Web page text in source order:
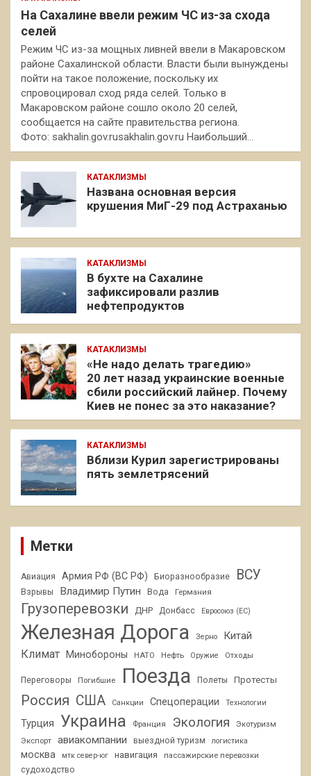
На Сахалине ввели режим ЧС из-за схода
селей
Режим ЧС из-за мощных ливней ввели в Макаровском
районе Сахалинской области. Власти были вынуждены
пойти на такое положение, поскольку их
спровоцировал сход ряда селей. Только в
Макаровском районе сошло около 20 селей,
сообщается на сайте правительства региона.
Фото: sakhalin.gov.rusakhalin.gov.ru Наибольший…
КАТАКЛИЗМЫ
Названа основная версия
крушения МиГ-29 под Астраханью
КАТАКЛИЗМЫ
В бухте на Сахалине
зафиксировали разлив
нефтепродуктов
КАТАКЛИЗМЫ
«Не надо делать трагедию»
20 лет назад украинские военные
сбили российский лайнер. Почему
Киев не понес за это наказание?
КАТАКЛИЗМЫ
Вблизи Курил зарегистрированы
пять землетрясений
Метки
Авиация Армия РФ (ВС РФ) Биоразнообразие ВСУ
Взрывы Владимир Путин Вода Германия
Грузоперевозки ДНР Донбасс Евросоюз (ЕС)
Железная Дорога Зерно Китай
Климат Минобороны НАТО Нефть Оружие Отходы
Переговоры Погибшие Поезда Полеты Протесты
Россия США Санкции Спецоперации Технологии
Турция Украина Франция Экология
Экотуризм
Экспорт
авиакомпании выездной туризм логистика
москва мтк север-юг навигация
пассажирские перевозки
судоходство